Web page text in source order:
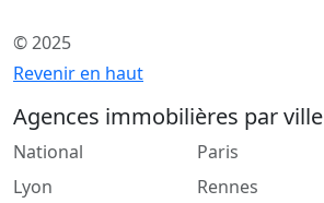
© 2025
Revenir en haut
Agences immobilières par ville
National
Lyon
Paris
Rennes